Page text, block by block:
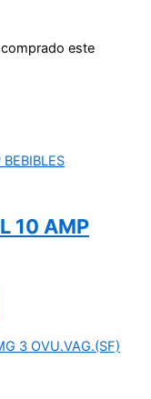
este
10 AMP